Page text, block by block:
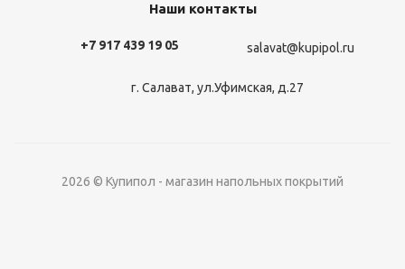
Наши контакты
+7 917 439 19 05 salavat@kupipol.ru
г. Салават, ул.Уфимская, д.27
2026 © Купипол - магазин напольных покрытий